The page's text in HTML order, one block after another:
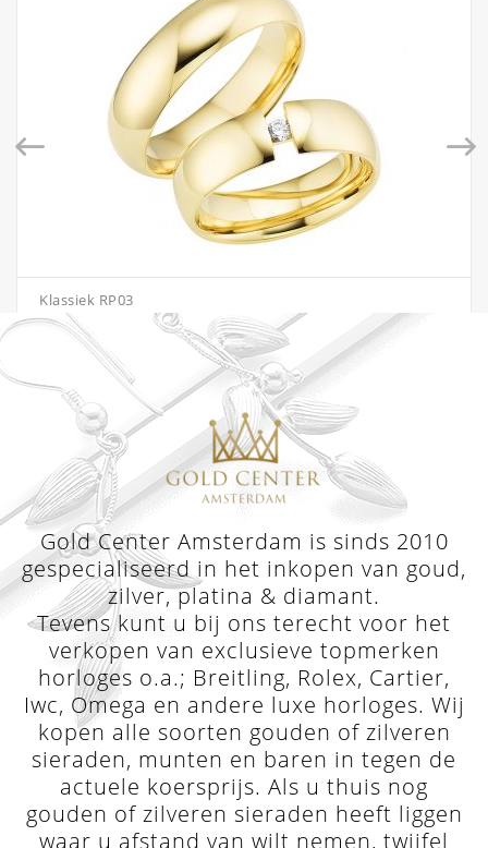
Klassiek RP03
€1,227.00
2,163.00
Gold Center Amsterdam is sinds 2010
gespecialiseerd in het inkopen van goud,
zilver, platina & diamant.
Tevens kunt u bij ons terecht voor het
verkopen van exclusieve topmerken
horloges o.a.; Breitling, Rolex, Cartier,
Iwc, Omega en andere luxe horloges. Wij
kopen alle soorten gouden of zilveren
sieraden, munten en baren in tegen de
actuele koersprijs. Als u thuis nog
gouden of zilveren sieraden heeft liggen
waar u afstand van wilt nemen, twijfel